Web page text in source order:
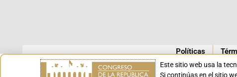
Políticas
Este sitio web usa la
Si continúas en el sitio